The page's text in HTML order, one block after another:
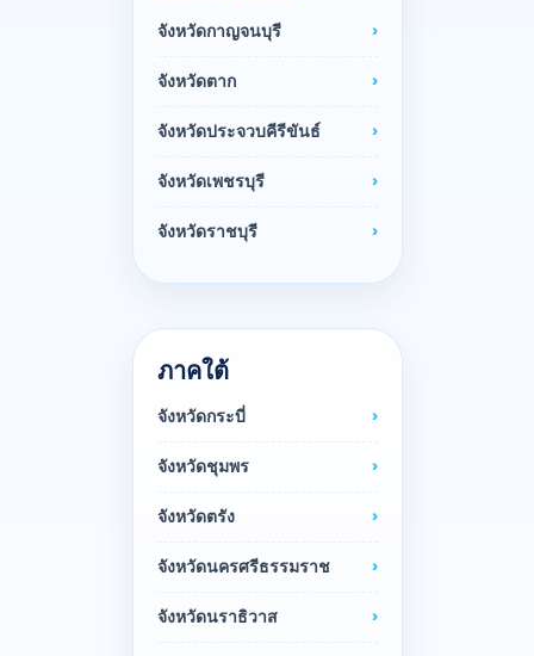
จังหวัดกาญจนบุรี
จังหวัดตาก
จังหวัดประจวบคีรีขันธ์
จังหวัดเพชรบุรี
จังหวัดราชบุรี
ภาคใต้
จังหวัดกระบี่
จังหวัดชุมพร
จังหวัดตรัง
จังหวัดนครศรีธรรมราช
จังหวัดนราธิวาส